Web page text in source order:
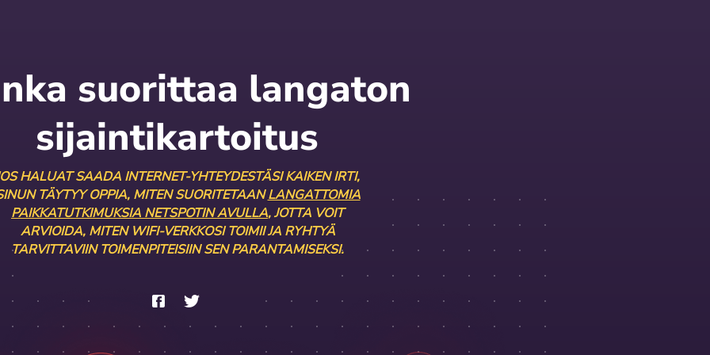
suorittaa langaton
sijaintikartoitus
HALUAT SAADA INTERNET-YHTEYDESTÄSI KAIKEN IRTI,
TÄYTYY OPPIA, MITEN SUORITETAANLANGATTOMIA
PAIKKATUTKIMUKSIA NETSPOTIN AVULLA, JOTTA VOIT
ARVIOIDA, MITEN WIFI-VERKKOSI TOIMII JA RYHTYÄ
TARVITTAVIIN TOIMENPITEISIIN SEN PARANTAMISEKSI.